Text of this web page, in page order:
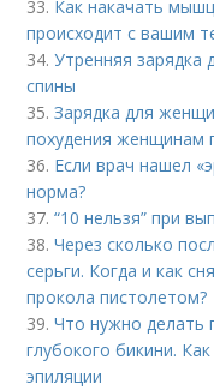
33. Как накачать
происходит с вашим
34.Утренняя зарядка
спины
35.Зарядка для
похудения женщинам
36. Если врач нашел
норма?
37.“10 нельзя” при
38.Через сколько
серьги. Когда и как
прокола пистолетом?
39.Что нужно делать
глубокого бикини.
эпиляции